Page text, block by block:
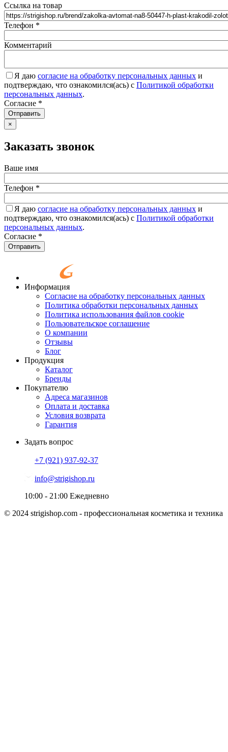
Ссылка на товар
Телефон *
Комментарий
Я даю согласие на обработку персональных данных и
подтверждаю, что ознакомился(ась) с Политикой обработки
персональных данных.
Согласие *
Отправить
×
Заказать звонок
Ваше имя
Телефон *
Я даю согласие на обработку персональных данных и
подтверждаю, что ознакомился(ась) с Политикой обработки
персональных данных.
Согласие *
Отправить
Информация
Согласие на обработку персональных данных
Политика обработки персональных данных
Политика использования файлов cookie
Пользовательское соглашение
О компании
Отзывы
Блог
Продукция
Каталог
Бренды
Покупателю
Адреса магазинов
Оплата и доставка
Условия возврата
Гарантия
Задать вопрос
+7 (921) 937-92-37
info@strigishop.ru
10:00 - 21:00 Ежедневно
© 2024 strigishop.com - профессиональная косметика и техника